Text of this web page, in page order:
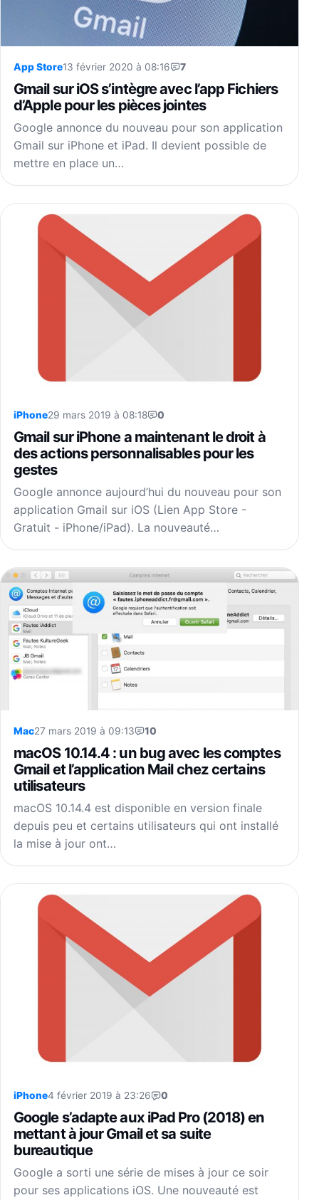
App Store13 février 2020 à 08:16 7
Gmail sur iOS s’intègre avec l’app Fichiers
d’Apple pour les pièces jointes
Google annonce du nouveau pour son application
Gmail sur iPhone et iPad. Il devient possible de
mettre en place un…
iPhone29 mars 2019 à 08:18 0
Gmail sur iPhone a maintenant le droit à
des actions personnalisables pour les
gestes
Google annonce aujourd’hui du nouveau pour son
application Gmail sur iOS (Lien App Store -
Gratuit - iPhone/iPad). La nouveauté…
Mac27 mars 2019 à 09:13 10
macOS 10.14.4 : un bug avec les comptes
Gmail et l’application Mail chez certains
utilisateurs
macOS 10.14.4 est disponible en version finale
depuis peu et certains utilisateurs qui ont installé
la mise à jour ont…
iPhone4 février 2019 à 23:26 0
Google s’adapte aux iPad Pro (2018) en
mettant à jour Gmail et sa suite
bureautique
Google a sorti une série de mises à jour ce soir
pour ses applications iOS. Une nouveauté est